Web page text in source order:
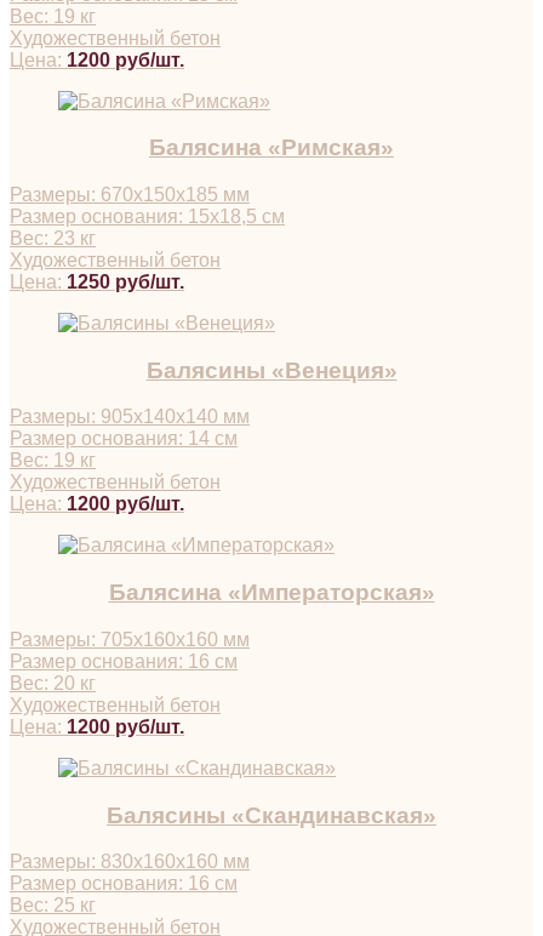
Вес: 19 кг
Художественный бетон
Цена: 1200 руб/шт.
Балясина «Римская»
Размеры: 670х150х185 мм
Размер основания: 15х18,5 см
Вес: 23 кг
Художественный бетон
Цена: 1250 руб/шт.
Балясины «Венеция»
Размеры: 905х140х140 мм
Размер основания: 14 см
Вес: 19 кг
Художественный бетон
Цена: 1200 руб/шт.
Балясина «Императорская»
Размеры: 705х160х160 мм
Размер основания: 16 см
Вес: 20 кг
Художественный бетон
Цена: 1200 руб/шт.
Балясины «Скандинавская»
Размеры: 830х160х160 мм
Размер основания: 16 см
Вес: 25 кг
Художественный бетон